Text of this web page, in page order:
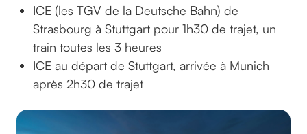
ICE (les TGV de la Deutsche Bahn) de
Strasbourg à Stuttgart pour 1h30 de trajet, un
train toutes les 3 heures
ICE au départ de Stuttgart, arrivée à Munich
après 2h30 de trajet